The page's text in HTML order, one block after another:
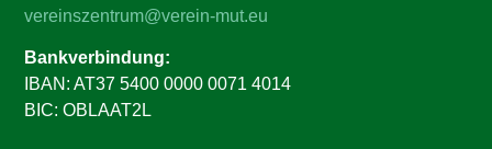
vereinszentrum@verein-mut.eu
Bankverbindung:
IBAN: AT37 5400 0000 0071 4014
BIC: OBLAAT2L